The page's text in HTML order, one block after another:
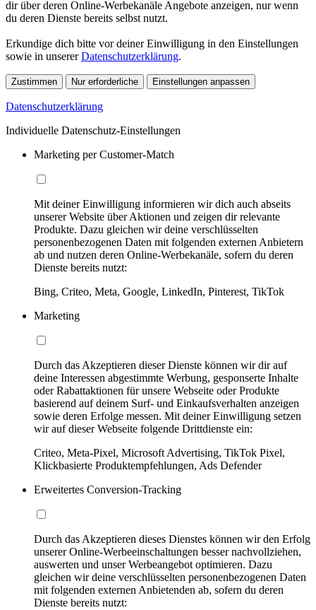
dir über deren Online-Werbekanäle Angebote anzeigen, nur wenn
du deren Dienste bereits selbst nutzt.
Erkundige dich bitte vor deiner Einwilligung in den Einstellungen
sowie in unsererDatenschutzerklärung.
Zustimmen Nur erforderliche Einstellungen anpassen
Datenschutzerklärung
Individuelle Datenschutz-Einstellungen
Marketing per Customer-Match
Mit deiner Einwilligung informieren wir dich auch abseits
unserer Website über Aktionen und zeigen dir relevante
Produkte. Dazu gleichen wir deine verschlüsselten
personenbezogenen Daten mit folgenden externen Anbietern
ab und nutzen deren Online-Werbekanäle, sofern du deren
Dienste bereits nutzt:
Bing, Criteo, Meta, Google, LinkedIn, Pinterest, TikTok
Marketing
Durch das Akzeptieren dieser Dienste können wir dir auf
deine Interessen abgestimmte Werbung, gesponserte Inhalte
oder Rabattaktionen für unsere Webseite oder Produkte
basierend auf deinem Surf- und Einkaufsverhalten anzeigen
sowie deren Erfolge messen. Mit deiner Einwilligung setzen
wir auf dieser Webseite folgende Drittdienste ein:
Criteo, Meta-Pixel, Microsoft Advertising, TikTok Pixel,
Klickbasierte Produktempfehlungen, Ads Defender
Erweitertes Conversion-Tracking
Durch das Akzeptieren dieses Dienstes können wir den Erfolg
unserer Online-Werbeeinschaltungen besser nachvollziehen,
auswerten und unser Werbeangebot optimieren. Dazu
gleichen wir deine verschlüsselten personenbezogenen Daten
mit folgenden externen Anbietenden ab, sofern du deren
Dienste bereits nutzt: